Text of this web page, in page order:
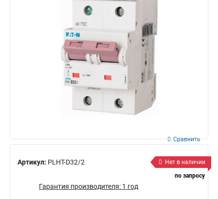
Артикул: PLHT-D32/2
Сравнить
Нет в наличии
по запросу
Гарантия производителя: 1 год